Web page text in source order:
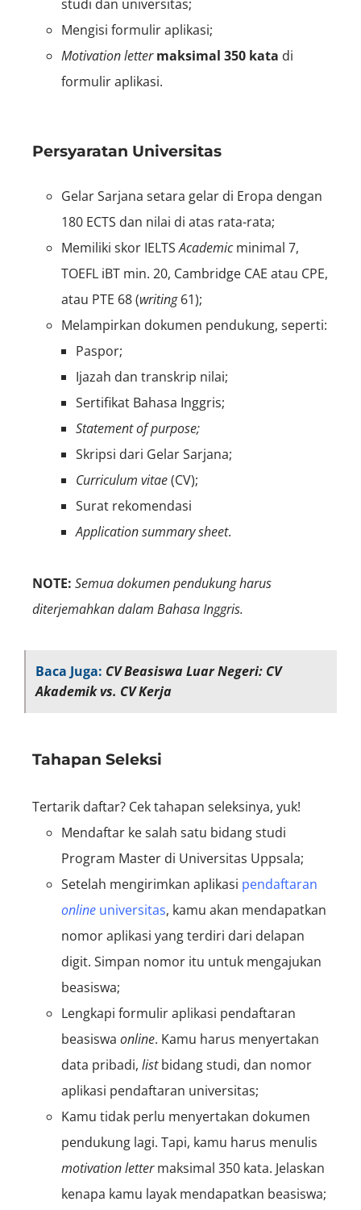
studi dan universitas;
Mengisi formulir aplikasi;
Motivation lettermaksimal 350 kata di
formulir aplikasi.
Persyaratan Universitas
Gelar Sarjana setara gelar di Eropa dengan
180 ECTS dan nilai di atas rata-rata;
Memiliki skor IELTSAcademicminimal 7,
TOEFL iBT min. 20, Cambridge CAE atau CPE,
atau PTE 68 (writing61);
Melampirkan dokumen pendukung, seperti:
Paspor;
Ijazah dan transkrip nilai;
Sertifikat Bahasa Inggris;
Statement of purpose;
Skripsi dari Gelar Sarjana;
Curriculum vitae(CV);
Surat rekomendasi
Application summary sheet.
NOTE: Semua dokumen pendukung harus
diterjemahkan dalam Bahasa Inggris.
Baca Juga: CV Beasiswa Luar Negeri: CV
Akademik vs. CV Kerja
Tahapan Seleksi
Tertarik daftar? Cek tahapan seleksinya, yuk!
Mendaftar ke salah satu bidang studi
Program Master di Universitas Uppsala;
Setelah mengirimkan aplikasi pendaftaran
online universitas, kamu akan mendapatkan
nomor aplikasi yang terdiri dari delapan
digit. Simpan nomor itu untuk mengajukan
beasiswa;
Lengkapi formulir aplikasi pendaftaran
beasiswa online. Kamu harus menyertakan
data pribadi, listbidang studi, dan nomor
aplikasi pendaftaran universitas;
Kamu tidak perlu menyertakan dokumen
pendukung lagi. Tapi, kamu harus menulis
motivation lettermaksimal 350 kata. Jelaskan
kenapa kamu layak mendapatkan beasiswa;